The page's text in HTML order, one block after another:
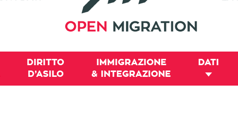
DIRITTO
D’ASILO
IMMIGRAZIONE
& INTEGRAZIONE
DATI